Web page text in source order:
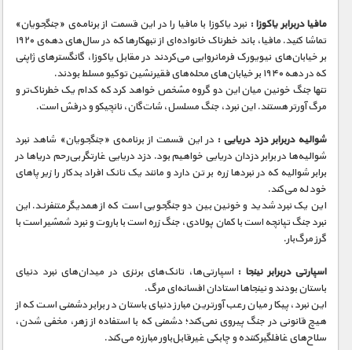
مافیا دربرابر یاکوزا : نبرد یاکوزا با مافیا را در این قسمت از برنامه‌ی «جنگجویان»
تماشا کنید. مافیا، باند خطرناک خانواده‌ای از تبهکار‌ها که در سال‌های دهه‌ی ۱۹۲۰
بر خیابان‌های نیویورک فرمانروایی می‌کردند در مقابل یاکوزا، گانگسترهای ژاپنی
که در دهه ۱۹۴۰ بر خیابان‌های محله‌های فقیرنشین توکیو مسلط بودند.
تنها جنگ خونین میان این دو گروه مشخص خواهد کرد که کدام یک خطرناک‌تر و
مرگ آور‌تر هستند. این نبرد، جنگ مسلسل، شات‌گان، نانچیکو و درفش است.
شوالیه دربرابر دزد دریایی :در این قسمت از برنامه‌ی «جنگجویان» شاهد نبرد
شوالیه‌ها در برابر دزدان دریایی خواهیم بود. دزد دریایی غارتگر بی‌رحم دریا‌ها در
برابر شوالیه که در نبرد‌ها زره بر تن دارد و مانند یک تانک افراد بدکار را زیر پاهای
خود له می‌کند.
این یک نبرد شدید و خونین بین دو جنگجویی است که از همدیگر متنفرند. این
نبرد جنگ تپانچه است با کمان پولادی، جنگ زره است با باروت و نبرد شمشیر است با
گرز مرگ‌بار.
اسپارتی دربرابر نینجا : اسپارتی‌ها، تانک‌های برنزی در میدان‌های نبرد دنیای
باستان بودند و نینجا‌ها استادان افسانه‌ای مرگ.
این نبرد، پیکار میان رعب آور‌ترین مبارز دنیای باستان در برابر دشمنی است که از
هیچ قانونی در جنگ پیروی نمی‌کند؛ دشمنی که با استفاده از زهر، مخفی شدن،
سلاح‌های غافلگیرکننده و چابکی غیرقابل‌باور مبارزه می‌کند.